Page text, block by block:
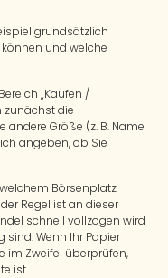
grundsätzlich
und welche
„Kaufen /
zunächst die
Größe (z. B. Name
angeben, ob Sie
Börsenplatz
Regel ist an dieser
schnell vollzogen wird
Wenn Ihr Papier
im Zweifel überprüfen,
ist.